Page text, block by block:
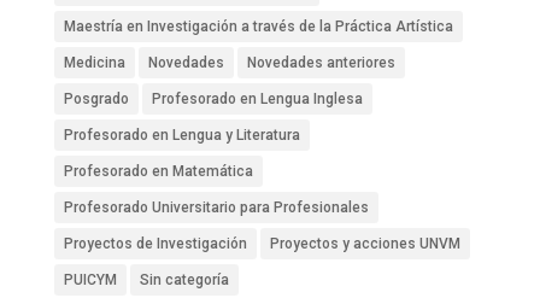
Maestría en Investigación a través de la Práctica Artística
Medicina Novedades Novedades anteriores
Posgrado Profesorado en Lengua Inglesa
Profesorado en Lengua y Literatura
Profesorado en Matemática
Profesorado Universitario para Profesionales
Proyectos de Investigación Proyectos y acciones UNVM
PUICYM Sin categoría